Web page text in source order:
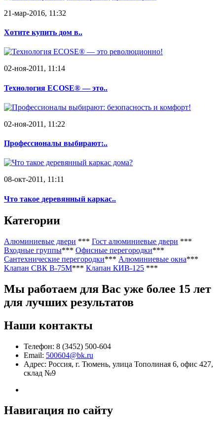
21-мар-2016, 11:32
Хотите купить дом в..
02-ноя-2011, 11:14
Технология ECOSE® — это..
02-ноя-2011, 11:22
Профессионалы выбирают:..
08-окт-2011, 11:11
Что такое деревянный каркас..
Категории
Алюминиевые двери *** Гост алюминиевые двери ***
Входные группы*** Офисные перегородки***
Сантехнические перегородки*** Алюминиевые окна***
Клапан СВК В-75М*** Клапан КИВ-125 ***
Мы работаем для Вас уже более 15 лет
для лучших результатов
Наши контакты
Телефон: 8 (3452) 500-604
Email: 500604@bk.ru
Адрес: Россия, г. Тюмень, улица Тополиная 6, офис 427,
склад №9
Навигация по сайту